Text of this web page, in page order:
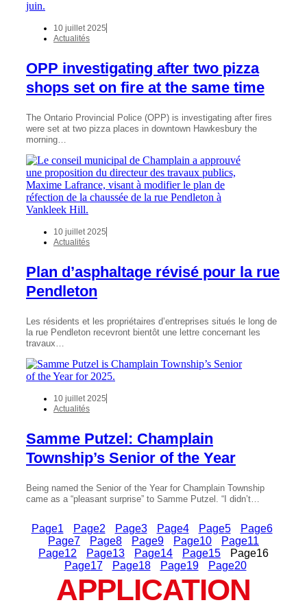
10 juillet 2025
Actualités
OPP investigating after two pizza
shops set on fire at the same time
The Ontario Provincial Police (OPP) is investigating after fires
were set at two pizza places in downtown Hawkesbury the
morning…
10 juillet 2025
Actualités
Plan d’asphaltage révisé pour la rue
Pendleton
Les résidents et les propriétaires d’entreprises situés le long de
la rue Pendleton recevront bientôt une lettre concernant les
travaux…
10 juillet 2025
Actualités
Samme Putzel: Champlain
Township’s Senior of the Year
Being named the Senior of the Year for Champlain Township
came as a “pleasant surprise” to Samme Putzel. “I didn’t…
Page1 Page2 Page3 Page4 Page5 Page6
Page7 Page8 Page9 Page10 Page11
Page12 Page13 Page14 Page15 Page16
Page17 Page18 Page19 Page20
APPLICATION